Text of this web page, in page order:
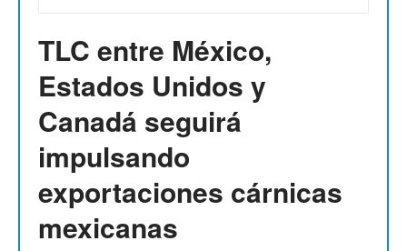
TLC entre México,
Estados Unidos y
Canadá seguirá
impulsando
exportaciones cárnicas
mexicanas